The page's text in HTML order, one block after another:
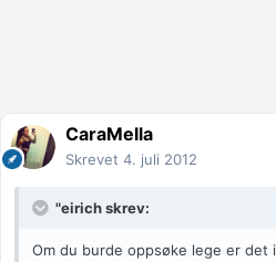
CaraMella
Skrevet 4. juli 2012
"eirich skrev:
Om du burde oppsøke lege er det